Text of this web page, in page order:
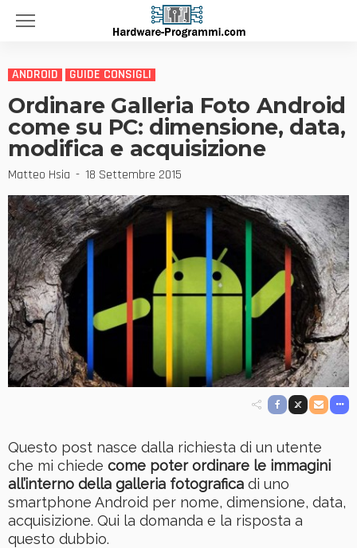
ANDROID GUIDE CONSIGLI
Ordinare Galleria Foto Android
come su PC: dimensione, data,
modifica e acquisizione
Matteo Hsia 18 Settembre 2015
Questo post nasce dalla richiesta di un utente
che mi chiede come poter ordinare le immagini
all’interno della galleria fotografica di uno
smartphone Android per nome, dimensione, data,
acquisizione. Qui la domanda e la risposta a
questo dubbio.